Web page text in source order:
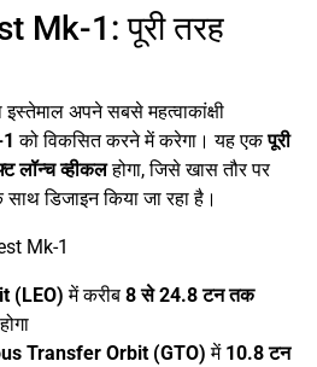
Mk-1: पूरी तरह
अपने सबसे महत्वाकांक्षी
को विकसित करने में करेगा। यह एकपूरी
लॉन्च व्हीकलहोगा, जिसे खास तौर पर
डिजाइन किया जा रहा है।
Mk-1
(LEO) में करीब8 से 24.8 टन तक
Transfer Orbit (GTO) में 10.8 टन